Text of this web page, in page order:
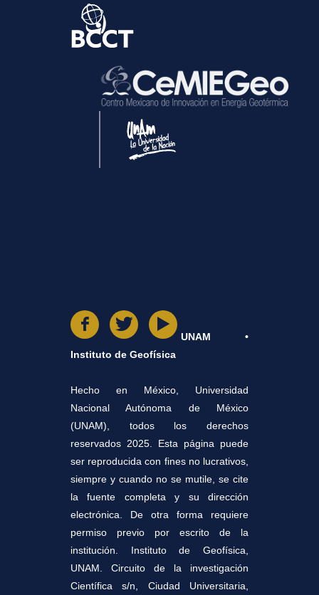
UNAM •
Instituto de Geofísica
Hecho en México, Universidad
Nacional Autónoma de México
(UNAM), todos los derechos
reservados 2025. Esta página puede
ser reproducida con fines no lucrativos,
siempre y cuando no se mutile, se cite
la fuente completa y su dirección
electrónica. De otra forma requiere
permiso previo por escrito de la
institución. Instituto de Geofísica,
UNAM. Circuito de la investigación
Científica s/n, Ciudad Universitaria,